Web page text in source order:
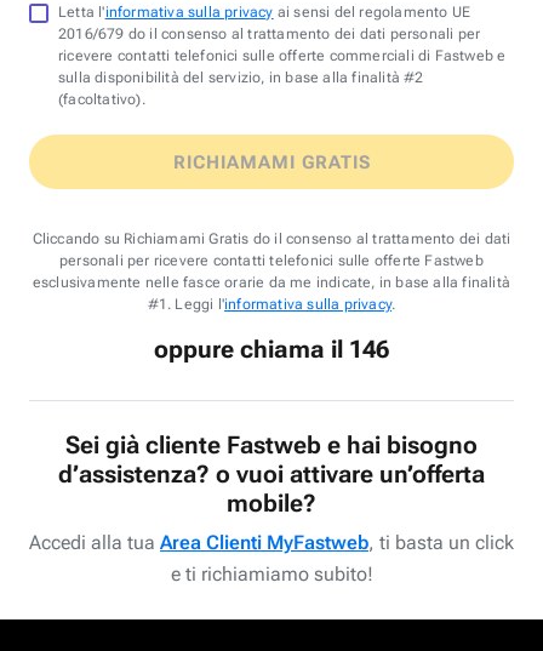
Letta l'informativa sulla privacy ai sensi del regolamento UE
2016/679 do il consenso al trattamento dei dati personali per
ricevere contatti telefonici sulle offerte commerciali di Fastweb e
sulla disponibilità del servizio, in base alla finalità #2
(facoltativo).
RICHIAMAMI GRATIS
Cliccando su Richiamami Gratis do il consenso al trattamento dei dati
personali per ricevere contatti telefonici sulle offerte Fastweb
esclusivamente nelle fasce orarie da me indicate, in base alla finalità
#1. Leggi l'informativa sulla privacy.
oppure chiama il 146
Sei già cliente Fastweb e hai bisogno
d’assistenza? o vuoi attivare un’offerta
mobile?
Accedi alla tua Area Clienti MyFastweb, ti basta un click
e ti richiamiamo subito!